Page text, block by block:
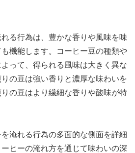
る行為は、豊かな香りや風味を味
機能します。コーヒー豆の種類や
って、得られる風味は大きく異な
の豆は強い香りと濃厚な味わいを
の豆はより繊細な香りや酸味が特
淹れる行為の多面的な側面を詳細
ヒーの淹れ方を通じて味わいの深